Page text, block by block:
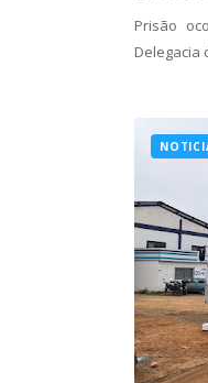
Prisão
Delegacia